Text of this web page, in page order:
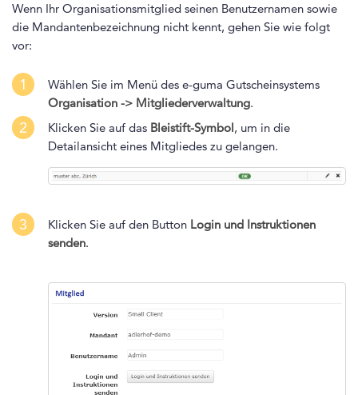
Wenn Ihr Organisationsmitglied seinen Benutzernamen sowie
die Mandantenbezeichnung nicht kennt, gehen Sie wie folgt
vor:
1
Wählen Sie im Menü des e-guma Gutscheinsystems
Organisation -> Mitgliederverwaltung.
2 Klicken Sie auf das Bleistift-Symbol, um in die
Detailansicht eines Mitgliedes zu gelangen.
3 Klicken Sie auf den Button Login und Instruktionen
senden.